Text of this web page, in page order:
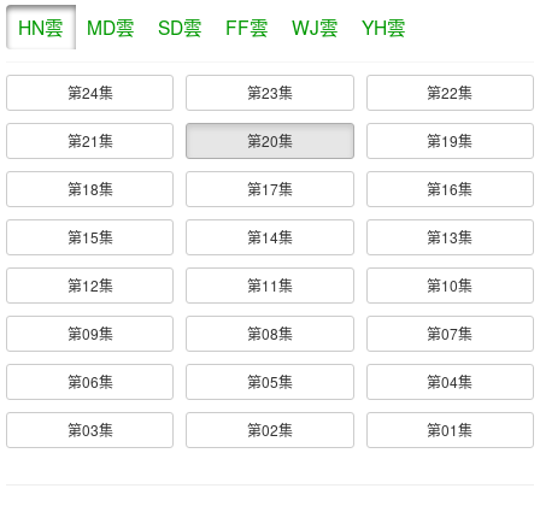
HN雲 MD雲 SD雲 FF雲 WJ雲 YH雲
第24集 第23集 第22集
第21集 第20集 第19集
第18集 第17集 第16集
第15集 第14集 第13集
第12集 第11集 第10集
第09集 第08集 第07集
第06集 第05集 第04集
第03集 第02集 第01集